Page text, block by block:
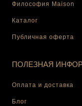
Философия Maison
Каталог
Публичная оферта
ПОЛЕЗНАЯ
Оплата и доставка
Блог